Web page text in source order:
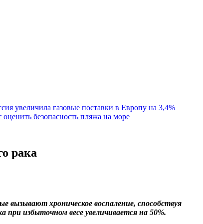
увеличила газовые поставки в Европу на 3,4%
оценить безопасность пляжа на море
рака
вызывают хроническое воспаление, способствуя
при избыточном весе увеличивается на 50%.